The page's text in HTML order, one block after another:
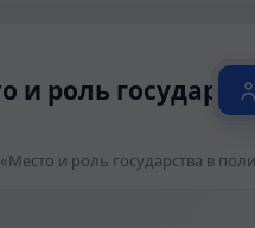
и роль
«Место и роль государства в